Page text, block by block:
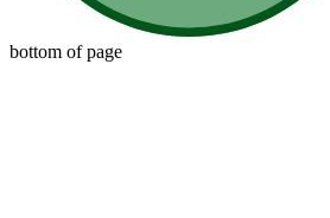
bottom of page